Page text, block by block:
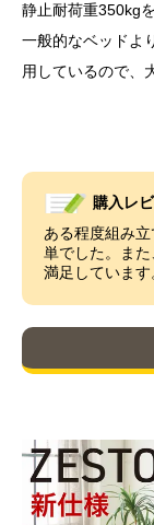
静止耐荷重350kg
一般的なベッドよ
用しているので、
購入レ
ある程度組み
単でした。また
満足しています